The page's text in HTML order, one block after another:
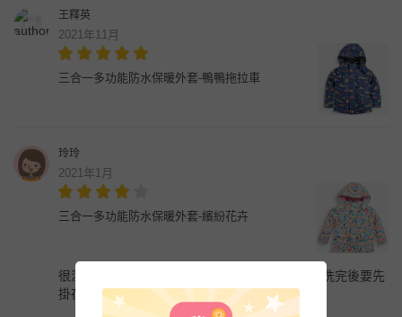
王釋英
2021年11月
三合一多功能防水保暖外套-鴨鴨拖拉車
玲玲
2021年1月
三合一多功能防水保暖外套-繽紛花卉
很漂亮，也很實用！只是剛拿到時，有點味道！洗完後要先
掛在通風處才敢穿！